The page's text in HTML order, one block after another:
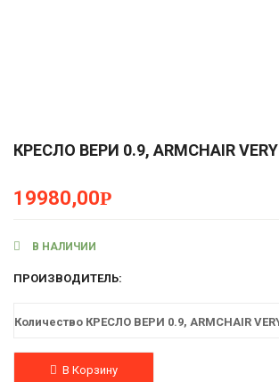
КРЕСЛО ВЕРИ 0.9, ARMCHAIR
19980,00Р
В НАЛИЧИИ
ПРОИЗВОДИТЕЛЬ:
Количество КРЕСЛО ВЕРИ 0.9, ARMCHAIR
В Корзину